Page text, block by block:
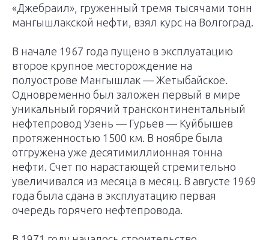
«Джебраил», груженный тремя тысячами тонн
мангышлакской нефти, взял курс на Волгоград.
В начале 1967 года пущено в эксплуатацию
второе крупное месторождение на
полуострове Мангышлак — Жетыбайское.
Одновременно был заложен первый в мире
уникальный горячий трансконтинентальный
нефте­провод Узень — Гурьев — Куйбышев
протяженностью 1500 км. В ноябре была
отгружена уже десятимиллионная тонна
нефти. Счет по нарастающей стремительно
увеличивался из месяца в месяц. В августе 1969
года была сдана в эксплуатацию первая
очередь горячего нефтепровода.